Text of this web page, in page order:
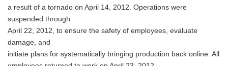
a result of a tornado on April 14, 2012. Operations were
suspended through
April 22, 2012, to ensure the safety of employees, evaluate
damage, and
initiate plans for systematically bringing production back online. All